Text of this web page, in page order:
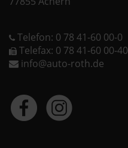
Telefon: 0 78 41-60 00-0
Telefax: 0 78 41-60 00-40
info@auto-roth.de